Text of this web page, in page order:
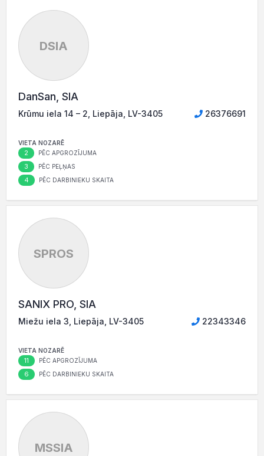
DSIA
DanSan, SIA
Krūmu iela 14 – 2, Liepāja, LV-3405 26376691
VIETA NOZARĒ
2 PĒC APGROZĪJUMA
3 PĒC PEĻŅAS
4 PĒC DARBINIEKU SKAITA
SPROS
SANIX PRO, SIA
Miežu iela 3, Liepāja, LV-3405 22343346
VIETA NOZARĒ
11 PĒC APGROZĪJUMA
6 PĒC DARBINIEKU SKAITA
MSSIA